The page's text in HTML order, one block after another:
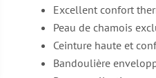
Excellent confort
Peau de chamois
Ceinture haute et
Bandoulière